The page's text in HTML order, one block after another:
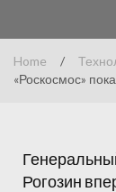
Home /
«Роскосмос»
Рогозин